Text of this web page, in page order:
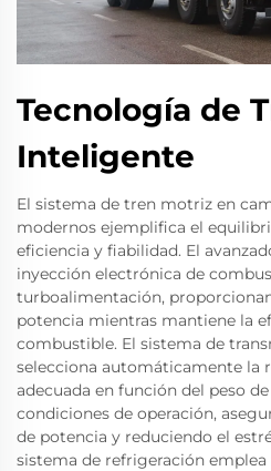
Tecnología de
Inteligente
El sistema de tren motriz en
modernos ejemplifica el
eficiencia y fiabilidad. El
inyección electrónica de
turboalimentación,
potencia mientras mantiene la
combustible. El sistema de
selecciona automáticamente la
adecuada en función del peso
condiciones de operación,
de potencia y reduciendo el
sistema de refrigeración emplea